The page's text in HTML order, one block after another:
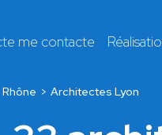
me contacte
Rhône Architectes Lyon